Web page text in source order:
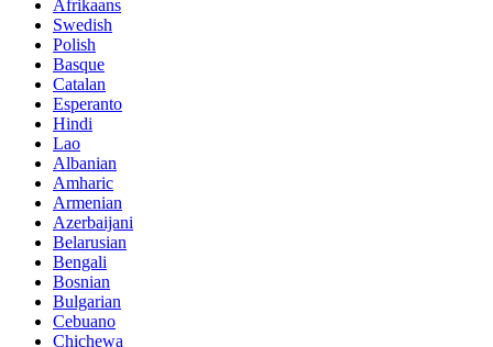
Afrikaans
Swedish
Polish
Basque
Catalan
Esperanto
Hindi
Lao
Albanian
Amharic
Armenian
Azerbaijani
Belarusian
Bengali
Bosnian
Bulgarian
Cebuano
Chichewa